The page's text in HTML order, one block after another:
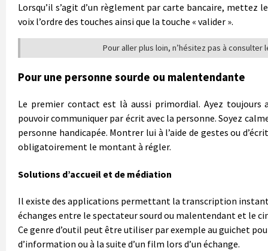
Lorsqu’il s’agit d’un règlement par carte bancaire,
voix l’ordre des touches ainsi que la touche « valider ».
Pour aller plus loin, n’hésitez pas à consulter
Pour une personne sourde ou malentendante
Le premier contact est là aussi primordial. Ayez
pouvoir communiquer par écrit avec la personne. Soyez
personne handicapée. Montrer lui à l’aide de gestes ou
obligatoirement le montant à régler.
Solutions d’accueil et de médiation
Il existe des applications permettant la transcription
échanges entre le spectateur sourd ou malentendant et le
Ce genre d’outil peut être utiliser par exemple au guichet
d’information ou à la suite d’un film lors d’un échange.